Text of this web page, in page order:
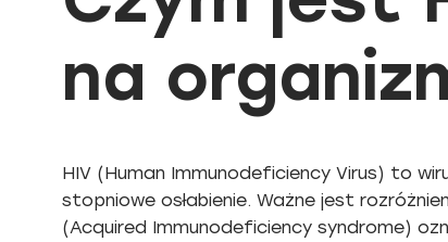
na
HIV (Human Immunodeficiency Virus) to
stopniowe osłabienie. Ważne jest
(Acquired Immunodeficiency syndrome)